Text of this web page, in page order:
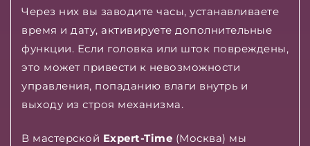
Через них вы заводите часы, устанавливаете
время и дату, активируете дополнительные
функции. Если головка или шток повреждены,
это может привести к невозможности
управления, попаданию влаги внутрь и
выходу из строя механизма.
В мастерской Expert-Time (Москва) мы